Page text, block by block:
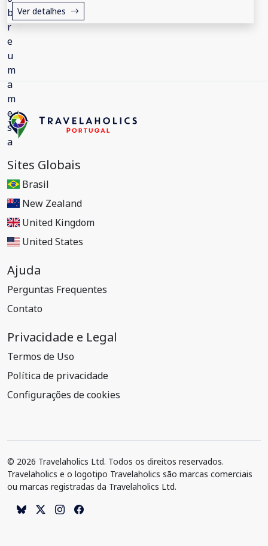
Ver detalhes
Sites Globais
Brasil
New Zealand
United Kingdom
United States
Ajuda
Perguntas Frequentes
Contato
Privacidade e Legal
Termos de Uso
Política de privacidade
Configurações de cookies
© 2026 Travelaholics Ltd. Todos os direitos reservados.
Travelaholics e o logotipo Travelaholics são marcas comerciais
ou marcas registradas da Travelaholics Ltd.